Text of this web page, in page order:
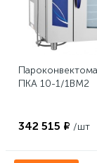
ПКА 10-1/1ВМ2
342 515 ₽ /шт